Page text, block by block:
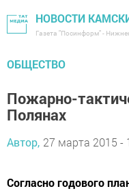
НОВОСТИ
Газета "Посинформ" -
ОБЩЕСТВО
Пожарно-
Полянах
Автор, 27 марта 2015 -
Согласно годового